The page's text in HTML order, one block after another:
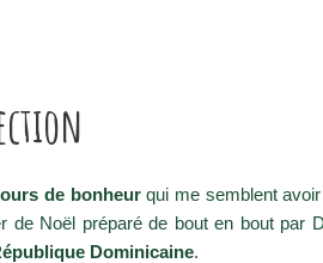
de bonheurqui me semblent
Noël préparé de bout en bout par
Dominicaine.